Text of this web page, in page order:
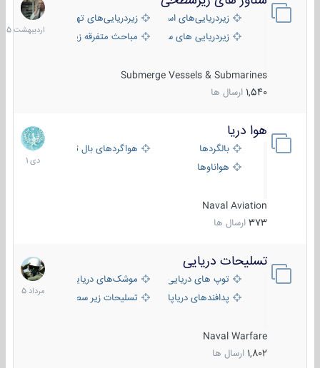
زیردریایی‌های استراتژیکزیردریایی‌های تهاجمی
زیردریایی های سبک
مباحث متفرقه زیرسطحی
Submerge Vessels & Submarines
1,540 ارسال ها
1405
هوا دریا
بالگردها
هواگردهای بال ثابت
هواناوها
Naval Aviation
373 ارسال ها
12
دی
1401
تسلیحات دریایی
توپ های دریایی
موشک‌های دریایی
پدافندهای دریاپایه
تسلیحات زیر سطحی
Naval Warfare
1,802 ارسال ها
2
مرداد
1405